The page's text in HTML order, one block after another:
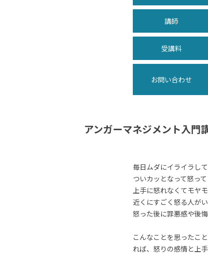
講師
受講料
お問い合わせ
アンガーマネジメント入門
毎日ムダにイライラし
ついカッとなって怒っ
上手に怒れなくてモヤ
近くにすごく怒る人が
怒った後に罪悪感や後
こんなことを思ったこ
れば、怒りの感情と上